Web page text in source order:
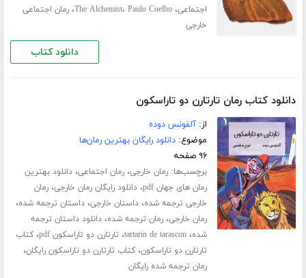
اجتماعی، The Alchemist، Paulo Coelho ،رمان اجتماعی
خارجی
دانلود کتاب
دانلود کتاب رمان تارتارن دو تاراسکون
از:آلفونس دوده
موضوع:دانلود رایگان بهترین رمان‌ها
۹۶ صفحه
برچسب‌ها:رمان خارجی،رمان اجتماعی،دانلود بهترین
رمان های جهان pdf
،دانلود رایگان رمان خارجی،رمان
خارجی ترجمه شده،داستان خارجی،داستان ترجمه شده،
رمان خارجی،رمان ترجمه شده،دانلود داستان ترجمه
شده،tartarin de tarascon، تارتارن دو تاراسکون pdf ،کتاب
تارتارن دو تاراسکون،کتاب تارتارن دو تاراسکون رایگان،
رمان ترجمه شده رایگان